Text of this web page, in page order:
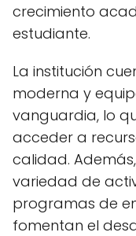
crecimiento
estudiante.
La institución
moderna y
vanguardia, lo
acceder a
calidad.
variedad de
programas de
fomentan el